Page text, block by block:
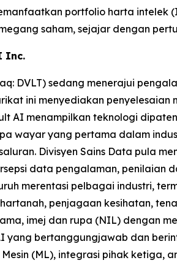
portfolio harta intelek
saham, sejajar dengan
Inc.
DVLT) sedang menerajui
ini menyediakan penyelesaian
AI menampilkan teknologi
wayar yang pertama dalam
Divisyen Sains Data pula
data pengalaman, penilaian
merentasi pelbagai industri,
penjagaan kesihatan,
imej dan rupa (NIL) dengan
yang bertanggungjawab dan
(ML), integrasi pihak ketiga,